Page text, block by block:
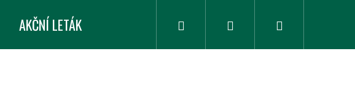
AKČNÍ LETÁK ZLEVNĚNÉ ZBOŽÍHledat Přihlášení Nákupní